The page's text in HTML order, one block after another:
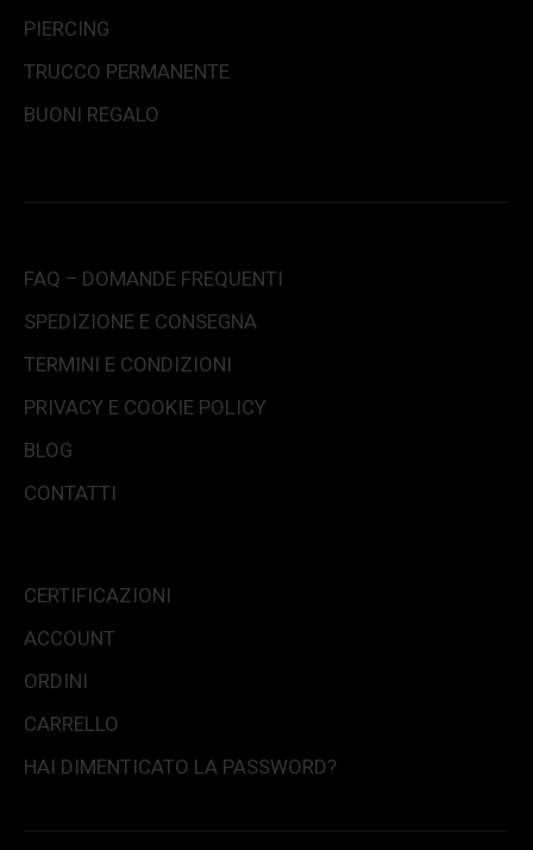
PIERCING
TRUCCO PERMANENTE
BUONI REGALO
FAQ – DOMANDE FREQUENTI
SPEDIZIONE E CONSEGNA
TERMINI E CONDIZIONI
PRIVACY E COOKIE POLICY
BLOG
CONTATTI
CERTIFICAZIONI
ACCOUNT
ORDINI
CARRELLO
HAI DIMENTICATO LA PASSWORD?